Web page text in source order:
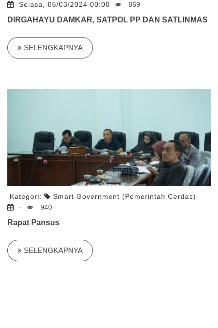
Selasa, 05/03/2024 00:00
869
DIRGAHAYU DAMKAR, SATPOL PP DAN SATLINMAS
SELENGKAPNYA
Kategori:
Smart Government (Pemerintah Cerdas)
-
940
Rapat Pansus
SELENGKAPNYA